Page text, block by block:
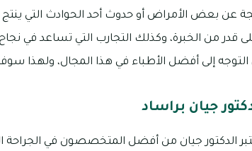
عن بعض الأمراض أو حدوث أحد الحوادث التي
قدر من الخبرة، وكذلك التجارب التي تساعد في
التوجه إلى أفضل الأطباء في هذا المجال، ولهذا
جيان براساد
الدكتور جيان من أفضل المتخصصون في الجراحة